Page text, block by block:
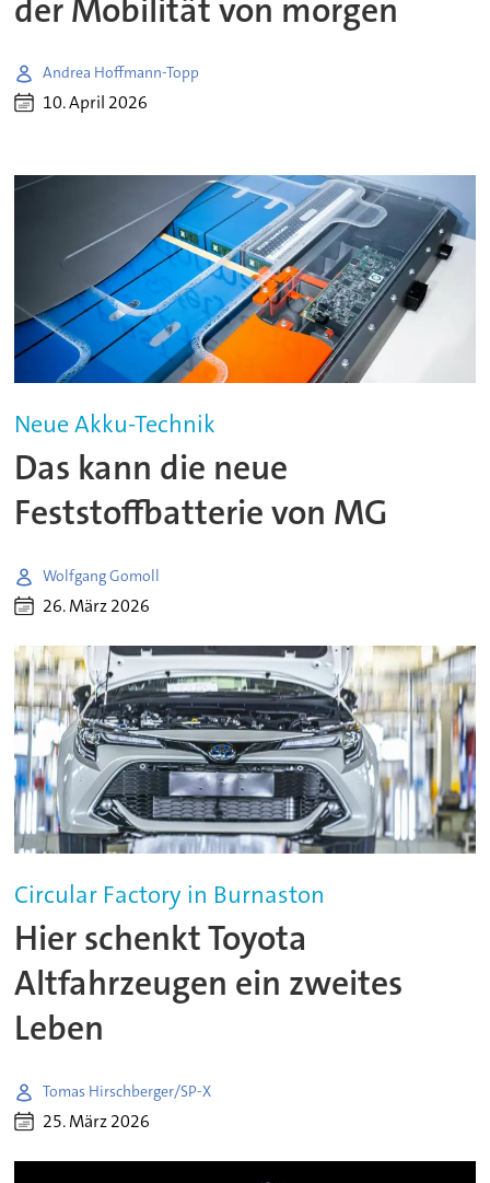
der Mobilität von morgen
Andrea Hoffmann-Topp
10. April 2026
Neue Akku-Technik
Das kann die neue
Feststoffbatterie von MG
Wolfgang Gomoll
26. März 2026
Circular Factory in Burnaston
Hier schenkt Toyota
Altfahrzeugen ein zweites
Leben
Tomas Hirschberger/SP-X
25. März 2026